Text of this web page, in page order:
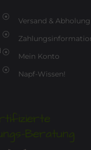
Versand & Abholung
Mein Konto
Napf-Wissen!
Beratung